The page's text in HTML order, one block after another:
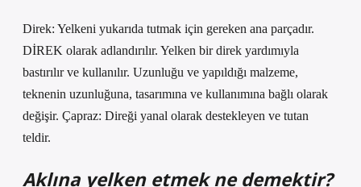
Direk: Yelkeni yukarıda tutmak için gereken ana parçadır.
DİREK olarak adlandırılır. Yelken bir direk yardımıyla
bastırılır ve kullanılır. Uzunluğu ve yapıldığı malzeme,
teknenin uzunluğuna, tasarımına ve kullanımına bağlı olarak
değişir. Çapraz: Direği yanal olarak destekleyen ve tutan
teldir.
Aklına yelken etmek ne demektir?